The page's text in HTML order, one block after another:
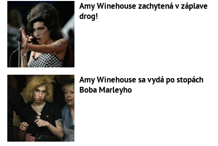
Amy Winehouse zachytená v záplave
drog!
Amy Winehouse sa vydá po stopách
Boba Marleyho